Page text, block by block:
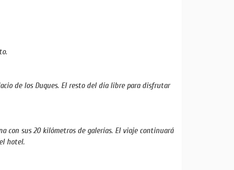
de los Duques. El resto del día libre para disfrutar
con sus 20 kilómetros de galerías. El viaje continuará
hotel.